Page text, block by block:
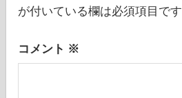
ョ
ン
が付いている欄は必須項目です
コメント ※